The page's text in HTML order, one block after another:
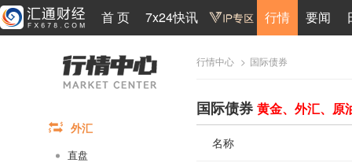
首 页 7x24快讯 行情 要闻
外汇
直盘
行情中心 > 国际债券
国际债券 黄金、外汇、原
名称